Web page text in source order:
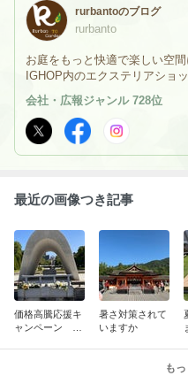
rurbantoのブログ
rurbanto
お庭をもっと快適で楽しい空
IGHOP内のエクステリアショ
会社・広報ジャンル 728位
最近の画像つき記事
価格高騰応援キ
ャンペーン 8/
暑さ対策されて
いますか
も